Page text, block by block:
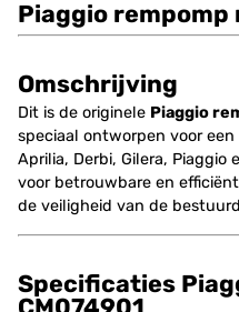
Piaggio rempomp
Omschrijving
Dit is de originele Piaggio
speciaal ontworpen voor
Aprilia, Derbi, Gilera, Piaggio
voor betrouwbare en
de veiligheid van de
Specificaties